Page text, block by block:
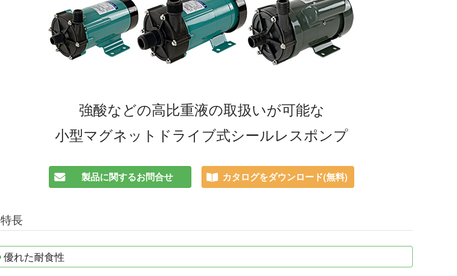
強酸などの高比重液の取扱いが可能な
小型マグネットドライブ式シールレスポンプ
製品に関するお問合せ カタログをダウンロード(無料)
特長
優れた耐食性